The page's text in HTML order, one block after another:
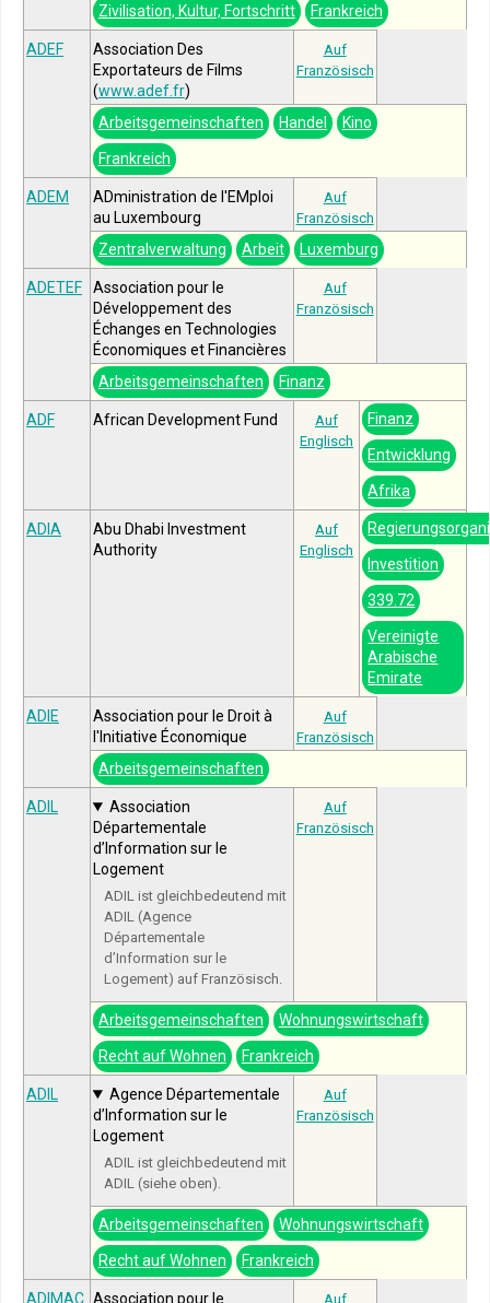
Zivilisation, Kultur, Fortschritt Frankreich
ADEF
Association Des
Exportateurs de Films
(www.adef.fr)
Auf
Französisch
Arbeitsgemeinschaften Handel Kino
Frankreich
ADEM
ADministration de l'EMploi
au Luxembourg
Auf
Französisch
Zentralverwaltung Arbeit Luxemburg
ADETEF
Association pour le
Développement des
Échanges en Technologies
Économiques et Financières
Auf
Französisch
Arbeitsgemeinschaften Finanz
ADF African Development Fund
Auf
Englisch
Finanz
Entwicklung
Afrika
ADIA
Abu Dhabi Investment
Authority
Auf
Englisch
Investition
339.72
Vereinigte
Arabische
Emirate
ADIE
Association pour le Droit à
l'Initiative Économique
Auf
Französisch
Arbeitsgemeinschaften
ADIL
Association
Départementale
d’Information sur le
Logement
ADIL ist gleichbedeutend mit
ADIL (Agence
Départementale
d’Information sur le
Logement) auf Französisch.
Auf
Französisch
Arbeitsgemeinschaften Wohnungswirtschaft
Recht auf Wohnen Frankreich
ADIL
Agence Départementale
d’Information sur le
Logement
ADIL ist gleichbedeutend mit
ADIL (siehe oben).
Auf
Französisch
Arbeitsgemeinschaften Wohnungswirtschaft
Recht auf Wohnen Frankreich
ADIMAC Association pour le Auf